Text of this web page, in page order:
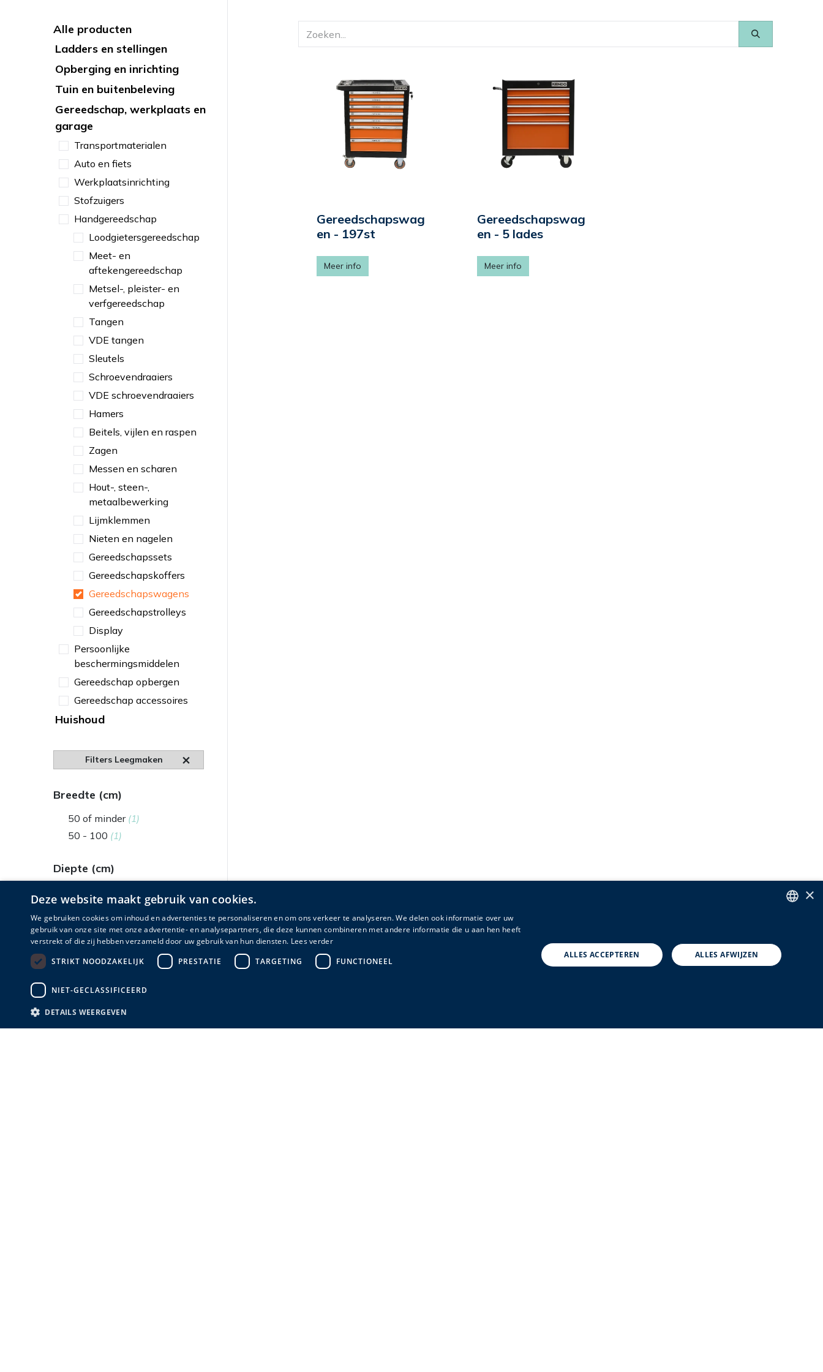
Alle producten
Ladders en stellingen
Opberging en inrichting
Tuin en buitenbeleving
Gereedschap, werkplaats en
garage
Transportmaterialen
Auto en fiets
Werkplaatsinrichting
Stofzuigers
Handgereedschap
Loodgietersgereedschap
Meet- en
aftekengereedschap
Metsel-, pleister- en
verfgereedschap
Tangen
VDE tangen
Sleutels
Schroevendraaiers
VDE schroevendraaiers
Hamers
Beitels, vijlen en raspen
Zagen
Messen en scharen
Hout-, steen-,
metaalbewerking
Lijmklemmen
Nieten en nagelen
Gereedschapssets
Gereedschapskoffers
Gereedschapswagens
Gereedschapstrolleys
Display
Persoonlijke
beschermingsmiddelen
Gereedschap opbergen
Gereedschap accessoires
Huishoud
Filters Leegmaken
Breedte (cm)
50 of minder (1)
50 - 100 (1)
Diepte (cm)
50 of minder (1)
Merk
Kendo (2)
Gereedschapswag
en - 197st
Meer info
Gereedschapswag
en - 5 lades
Meer info
DUTCH
×
Deze website maakt gebruik van cookies.
We gebruiken cookies om inhoud en advertenties te personaliseren en om ons verkeer te analyseren. We delen ook informatie over uw
gebruik van onze site met onze advertentie- en analysepartners, die deze kunnen combineren met andere informatie die u aan hen heeft
verstrekt of die zij hebben verzameld door uw gebruik van hun diensten. Lees verder
STRIKT NOODZAKELIJK
PRESTATIE TARGETING FUNCTIONEEL
NIET-GECLASSIFICEERD
DETAILS WEERGEVEN
ALLES ACCEPTEREN ALLES AFWIJZEN